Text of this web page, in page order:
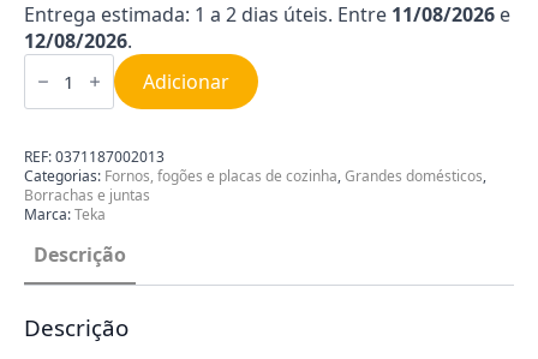
Entrega estimada: 1 a 2 dias úteis. Entre 11/08/2026 e
12/08/2026.
Quantidade
de
vidro
Teka
99514109
Adicionar
REF:0371187002013
Categorias: Fornos, fogões e placas de cozinha,Grandes domésticos,
Borrachas e juntas
Marca:Teka
Descrição
Descrição